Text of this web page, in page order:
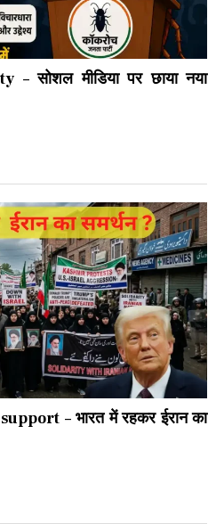
सोशल मीडिया पर छाया नया
– भारत में रहकर ईरान का